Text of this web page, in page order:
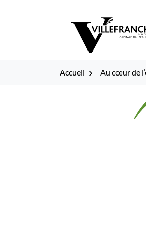
Accueil Au cœur de